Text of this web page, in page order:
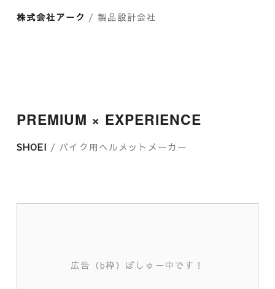
株式会社アーク / 製品設計会社
PREMIUM × EXPERIENCE
SHOEI / バイク用ヘルメットメーカー
広告（b枠）ぼしゅー中です！